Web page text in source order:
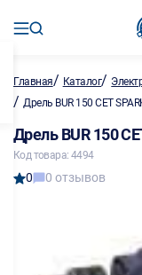
Главная/ Каталог/
/ Дрель BUR 150 СЕТ
Дрель BUR 150
Код товара: 4494
0 0 отзывов